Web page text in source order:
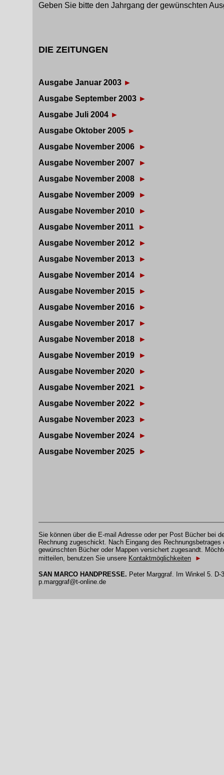
Geben Sie bitte den Jahrgang der gewünschten
DIE ZEITUNGEN
Ausgabe Januar 2003 ►
Ausgabe September 2003 ►
Ausgabe Juli 2004 ►
Ausgabe Oktober 2005 ►
Ausgabe November 2006
►
Ausgabe November 2007
►
Ausgabe November 2008
►
Ausgabe November 2009
►
Ausgabe November 2010
►
Ausgabe November 2011
►
Ausgabe November 2012
►
Ausgabe November 2013
►
Ausgabe November 2014
►
Ausgabe November 2015
►
Ausgabe November 2016
►
Ausgabe November 2017
►
Ausgabe November 2018
►
Ausgabe November 2019
►
Ausgabe November 2020
►
Ausgabe November 2021
►
Ausgabe November 2022
►
Ausgabe November 2023
►
Ausgabe November 2024
►
Ausgabe November 2025
►
Sie können über die E-mail Adresse oder per Post Bücher bei
Rechnung zugeschickt. Nach Eingang des
gewünschten Bücher oder Mappen versichert zugesandt.
mitteilen, benutzen Sie unsere Kontaktmöglichkeiten ►
SAN MARCO HANDPRESSE. Peter Marggraf. Im Winkel 5.
p.marggraf@t-online.de